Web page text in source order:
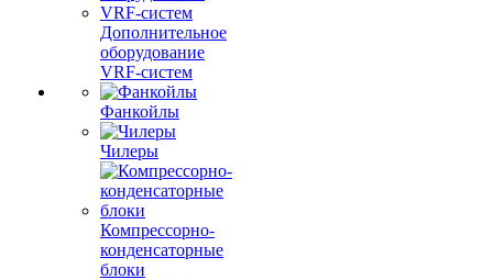
Дополнительное
оборудование
VRF-систем
Фанкойлы
Чилеры
Компрессорно-
конденсаторные
блоки